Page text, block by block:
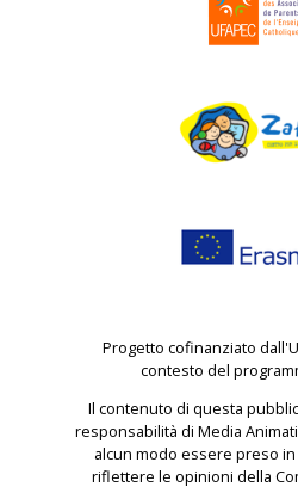
Progetto cofinanziato
contesto del
Il contenuto di questa
responsabilità di Media
alcun modo essere preso
riflettere le opinioni della